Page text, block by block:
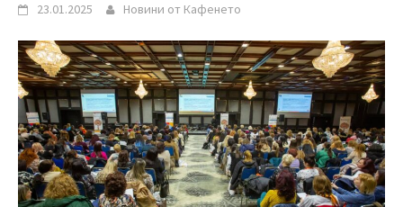
23.01.2025 Новини от Кафенето